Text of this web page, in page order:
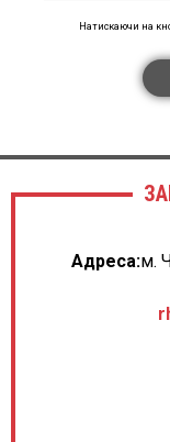
Натискаючи на
Адреса:м.